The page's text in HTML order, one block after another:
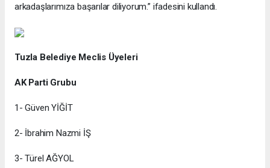
arkadaşlarımıza başarılar diliyorum.” ifadesini kullandı.
Tuzla Belediye Meclis Üyeleri
AK Parti Grubu
1- Güven YİĞİT
2- İbrahim Nazmi İŞ
3- Türel AĞYOL